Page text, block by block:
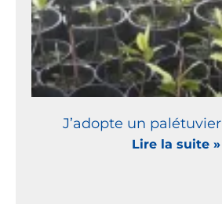
J’adopte un
Lire la suite »